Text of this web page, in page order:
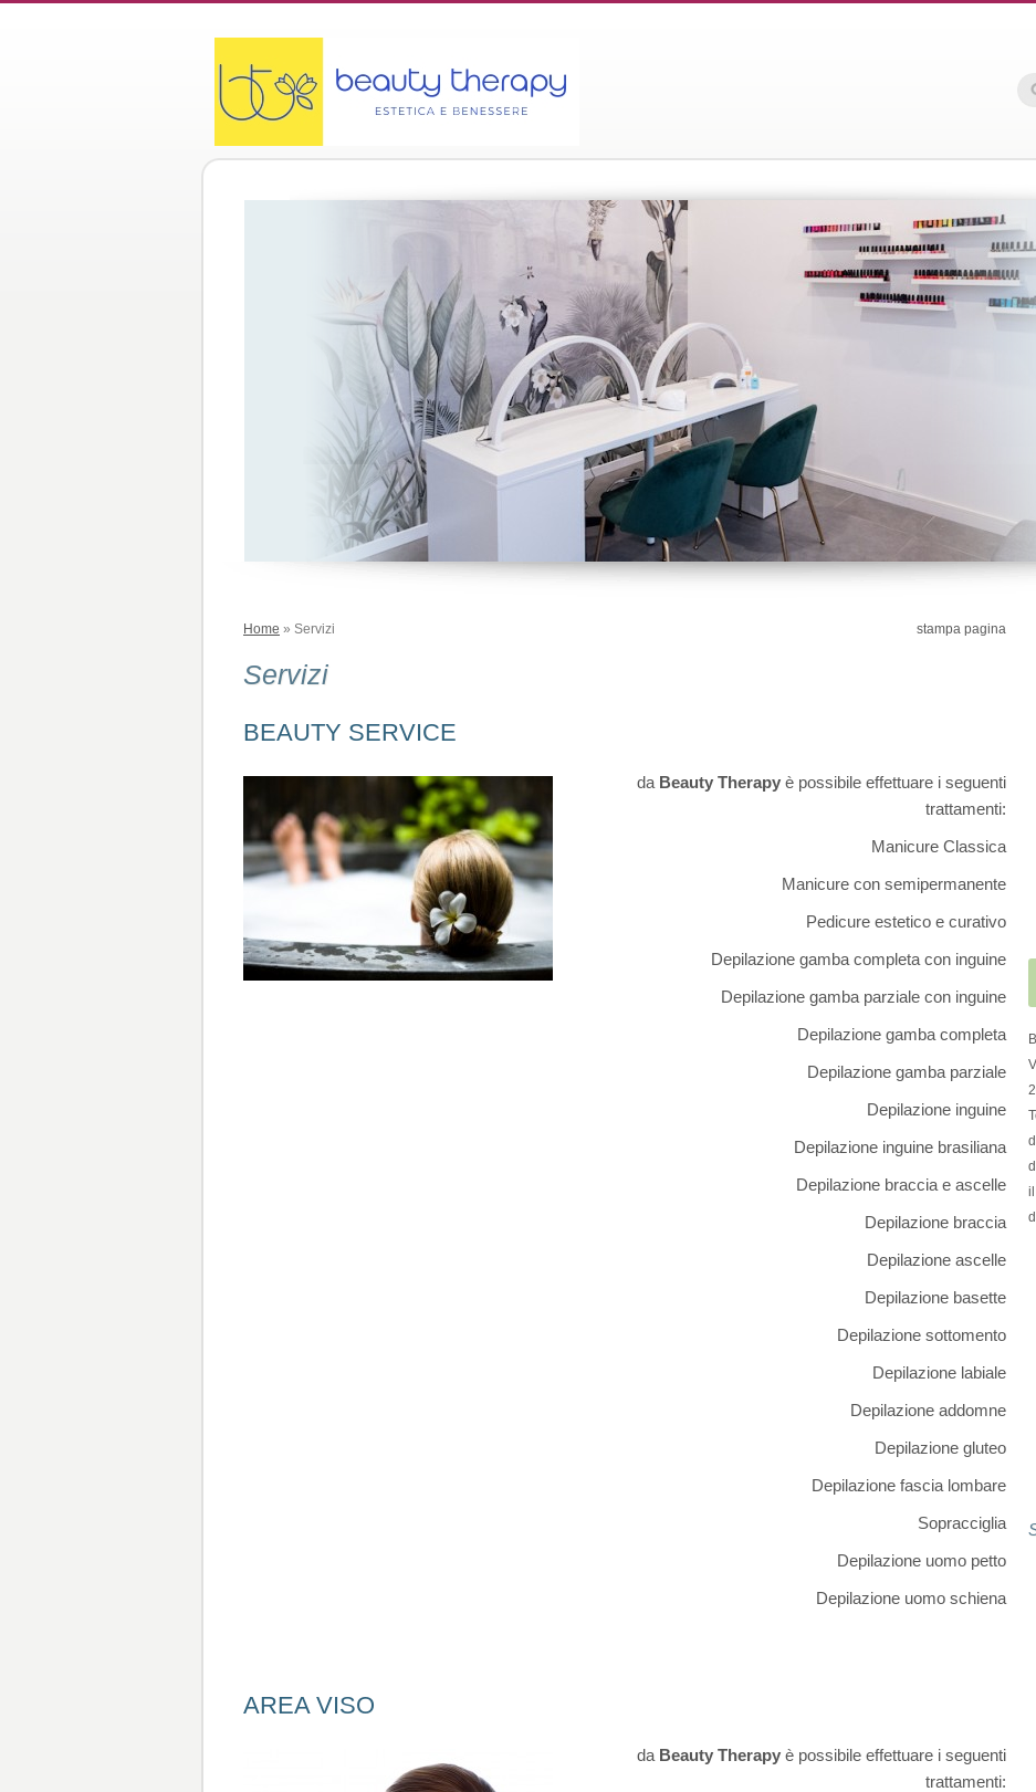
Home » Servizi
Servizi
stampa pagina
BEAUTY SERVICE
da Beauty Therapy è possibile effettuare i seguenti
trattamenti:
Manicure Classica
Manicure con semipermanente
Pedicure estetico e curativo
Depilazione gamba completa con inguine
Depilazione gamba parziale con inguine
Depilazione gamba completa
Depilazione gamba parziale
Depilazione inguine
Depilazione inguine brasiliana
Depilazione braccia e ascelle
Depilazione braccia
Depilazione ascelle
Depilazione basette
Depilazione sottomento
Depilazione labiale
Depilazione addomne
Depilazione gluteo
Depilazione fascia lombare
Sopracciglia
Depilazione uomo petto
Depilazione uomo schiena
AREA VISO
da Beauty Therapy è possibile effettuare i seguenti
trattamenti: